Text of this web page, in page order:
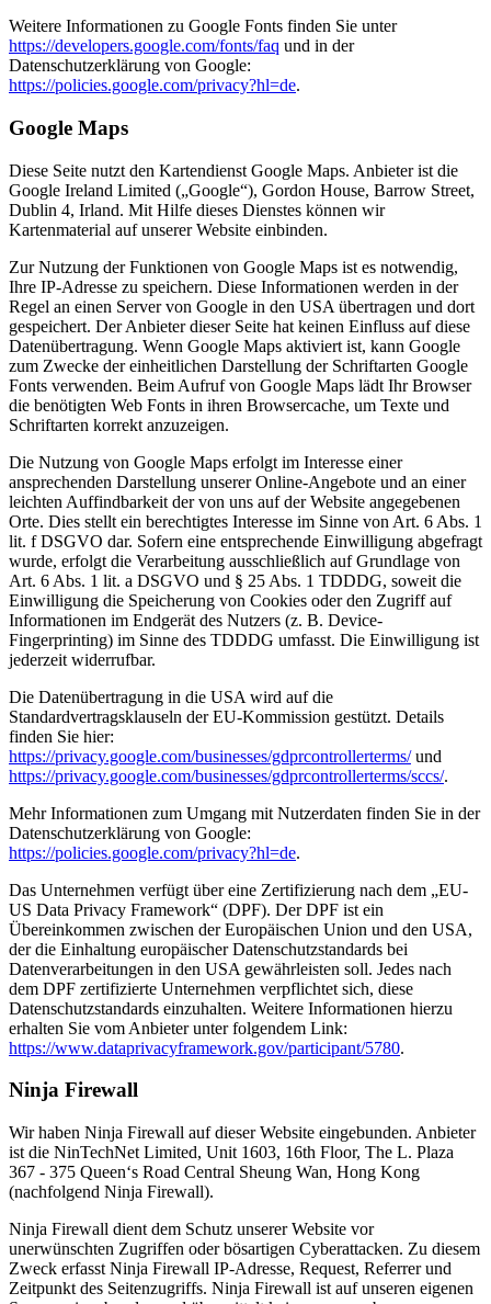
Weitere Informationen zu Google Fonts finden Sie unter
https://developers.google.com/fonts/faq und in der
Datenschutzerklärung von Google:
https://policies.google.com/privacy?hl=de.
Google Maps
Diese Seite nutzt den Kartendienst Google Maps. Anbieter ist die
Google Ireland Limited („Google“), Gordon House, Barrow Street,
Dublin 4, Irland. Mit Hilfe dieses Dienstes können wir
Kartenmaterial auf unserer Website einbinden.
Zur Nutzung der Funktionen von Google Maps ist es notwendig,
Ihre IP-Adresse zu speichern. Diese Informationen werden in der
Regel an einen Server von Google in den USA übertragen und dort
gespeichert. Der Anbieter dieser Seite hat keinen Einfluss auf diese
Datenübertragung. Wenn Google Maps aktiviert ist, kann Google
zum Zwecke der einheitlichen Darstellung der Schriftarten Google
Fonts verwenden. Beim Aufruf von Google Maps lädt Ihr Browser
die benötigten Web Fonts in ihren Browsercache, um Texte und
Schriftarten korrekt anzuzeigen.
Die Nutzung von Google Maps erfolgt im Interesse einer
ansprechenden Darstellung unserer Online-Angebote und an einer
leichten Auffindbarkeit der von uns auf der Website angegebenen
Orte. Dies stellt ein berechtigtes Interesse im Sinne von Art. 6 Abs. 1
lit. f DSGVO dar. Sofern eine entsprechende Einwilligung abgefragt
wurde, erfolgt die Verarbeitung ausschließlich auf Grundlage von
Art. 6 Abs. 1 lit. a DSGVO und § 25 Abs. 1 TDDDG, soweit die
Einwilligung die Speicherung von Cookies oder den Zugriff auf
Informationen im Endgerät des Nutzers (z. B. Device-
Fingerprinting) im Sinne des TDDDG umfasst. Die Einwilligung ist
jederzeit widerrufbar.
Die Datenübertragung in die USA wird auf die
Standardvertragsklauseln der EU-Kommission gestützt. Details
finden Sie hier:
https://privacy.google.com/businesses/gdprcontrollerterms/und
https://privacy.google.com/businesses/gdprcontrollerterms/sccs/.
Mehr Informationen zum Umgang mit Nutzerdaten finden Sie in der
Datenschutzerklärung von Google:
https://policies.google.com/privacy?hl=de.
Das Unternehmen verfügt über eine Zertifizierung nach dem „EU-
US Data Privacy Framework“ (DPF). Der DPF ist ein
Übereinkommen zwischen der Europäischen Union und den USA,
der die Einhaltung europäischer Datenschutzstandards bei
Datenverarbeitungen in den USA gewährleisten soll. Jedes nach
dem DPF zertifizierte Unternehmen verpflichtet sich, diese
Datenschutzstandards einzuhalten. Weitere Informationen hierzu
erhalten Sie vom Anbieter unter folgendem Link:
https://www.dataprivacyframework.gov/participant/5780.
Ninja Firewall
Wir haben Ninja Firewall auf dieser Website eingebunden. Anbieter
ist die NinTechNet Limited, Unit 1603, 16th Floor, The L. Plaza
367 - 375 Queen‘s Road Central Sheung Wan, Hong Kong
(nachfolgend Ninja Firewall).
Ninja Firewall dient dem Schutz unserer Website vor
unerwünschten Zugriffen oder bösartigen Cyberattacken. Zu diesem
Zweck erfasst Ninja Firewall IP-Adresse, Request, Referrer und
Zeitpunkt des Seitenzugriffs. Ninja Firewall ist auf unseren eigenen